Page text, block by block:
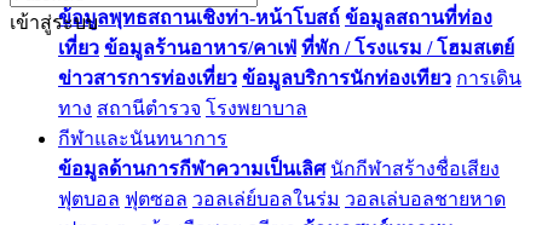
เข้าสู่ระบบข้อมูลพุทธสถานเชิงท่า-หน้าโบสถ์ ข้อมูลสถานที่ท่อง
เที่ยว ข้อมูลร้านอาหาร/คาเฟ่ ที่พัก / โรงแรม / โฮมสเตย์
ข่าวสารการท่องเที่ยว ข้อมูลบริการนักท่องเทียว การเดิน
ทาง สถานีตำรวจ โรงพยาบาล
กีฬาและนันทนาการ
ข้อมูลด้านการกีฬาความเป็นเลิศ นักกีฬาสร้างชื่อเสียง
ฟุตบอล ฟุตซอล วอลเล่ย์บอลในร่ม วอลเล่บอลชายหาด